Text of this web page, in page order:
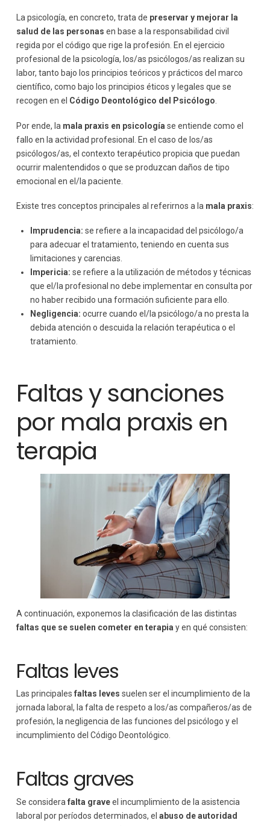
La psicología, en concreto, trata de preservar y mejorar la
salud de las personas en base a la responsabilidad civil
regida por el código que rige la profesión. En el ejercicio
profesional de la psicología, los/as psicólogos/as realizan su
labor, tanto bajo los principios teóricos y prácticos del marco
científico, como bajo los principios éticos y legales que se
recogen en el Código Deontológico del Psicólogo.
Por ende, la mala praxis en psicología se entiende como el
fallo en la actividad profesional. En el caso de los/as
psicólogos/as, el contexto terapéutico propicia que puedan
ocurrir malentendidos o que se produzcan daños de tipo
emocional en el/la paciente.
Existe tres conceptos principales al referirnos a la mala praxis:
Imprudencia: se refiere a la incapacidad del psicólogo/a
para adecuar el tratamiento, teniendo en cuenta sus
limitaciones y carencias.
Impericia: se refiere a la utilización de métodos y técnicas
que el/la profesional no debe implementar en consulta por
no haber recibido una formación suficiente para ello.
Negligencia: ocurre cuando el/la psicólogo/a no presta la
debida atención o descuida la relación terapéutica o el
tratamiento.
Faltas y sanciones
por mala praxis en
terapia
A continuación, exponemos la clasificación de las distintas
faltas que se suelen cometer en terapia y en qué consisten:
Faltas leves
Las principales faltas leves suelen ser el incumplimiento de la
jornada laboral, la falta de respeto a los/as compañeros/as de
profesión, la negligencia de las funciones del psicólogo y el
incumplimiento del Código Deontológico.
Faltas graves
Se considera falta graveel incumplimiento de la asistencia
laboral por períodos determinados, el abuso de autoridad